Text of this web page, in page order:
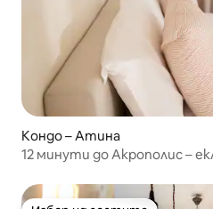
Кондо – Атина
12 минути до Акрополис –